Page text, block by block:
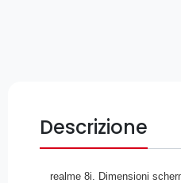
Descrizione
realme 8i. Dimensioni